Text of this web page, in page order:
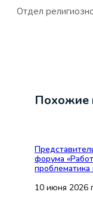
Отдел
Похожие
форума
10 июня 2026